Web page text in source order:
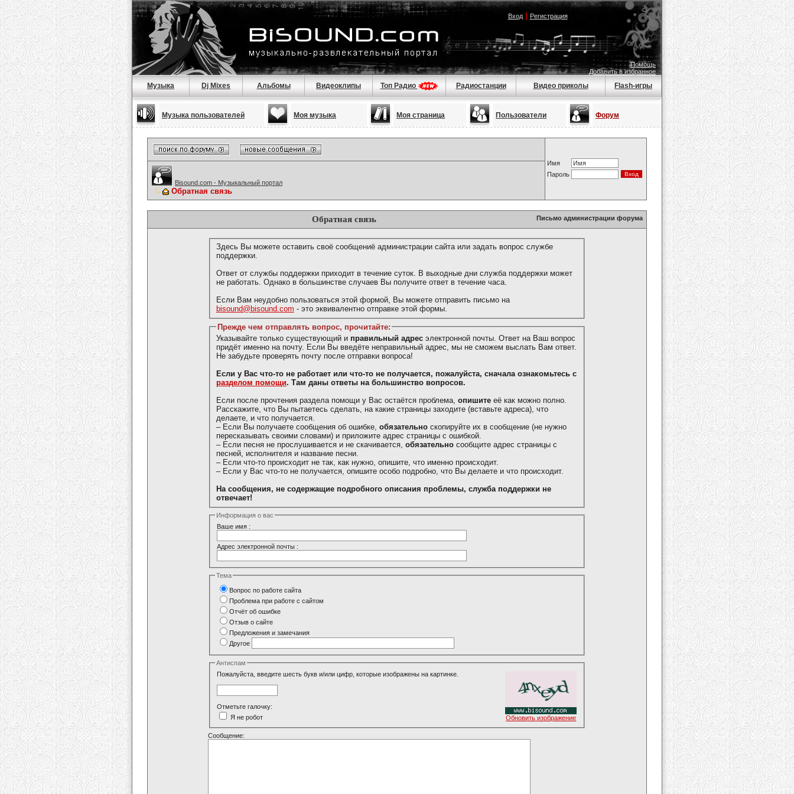
Вход| Регистрация
Помощь
Добавить в избранное
Музыка Dj Mixes Альбомы Видеоклипы Топ Радио Радиостанции Видео приколы Flash-игры
Музыка пользователей Моя музыка Моя страница Пользователи Форум
Имя
Пароль
Bisound.com - Музыкальный портал
Обратная связь
Письмо администрации форума
Обратная связь
Здесь Вы можете оставить своё сообщениё администрации сайта или задать вопрос службе
поддержки.
Ответ от службы поддержки приходит в течение суток. В выходные дни служба поддержки может
не работать. Однако в большинстве случаев Вы получите ответ в течение часа.
Если Вам неудобно пользоваться этой формой, Вы можете отправить письмо на
bisound@bisound.com - это эквивалентно отправке этой формы.
Прежде чем отправлять вопрос, прочитайте:
Указывайте только существующий и правильный адресэлектронной почты. Ответ на Ваш вопрос
придёт именно на почту. Если Вы введёте неправильный адрес, мы не сможем выслать Вам ответ.
Не забудьте проверять почту после отправки вопроса!
Если у Вас что-то не работает или что-то не получается, пожалуйста, сначала ознакомьтесь с
разделом помощи . Там даны ответы на большинство вопросов.
Если после прочтения раздела помощи у Вас остаётся проблема, опишитееё как можно полно.
Расскажите, что Вы пытаетесь сделать, на какие страницы заходите (вставьте адреса), что
делаете, и что получается.
– Если Вы получаете сообщения об ошибке, обязательноскопируйте их в сообщение (не нужно
пересказывать своими словами) и приложите адрес страницы с ошибкой.
– Если песня не прослушивается и не скачивается, обязательносообщите адрес страницы с
песней, исполнителя и название песни.
– Если что-то происходит не так, как нужно, опишите, что именно происходит.
– Если у Вас что-то не получается, опишите особо подробно, что Вы делаете и что происходит.
На сообщения, не содержащие подробного описания проблемы, служба поддержки не
отвечает!
Информация о вас
Ваше имя :
Адрес электронной почты :
Тема
Вопрос по работе сайта
Проблема при работе с сайтом
Отчёт об ошибке
Отзыв о сайте
Предложения и замечания
Другое
Антиспам
Пожалуйста, введите шесть букв и/или цифр, которые изображены на картинке.
Отметьте галочку:
Я не робот
Обновить изображение
Сообщение: